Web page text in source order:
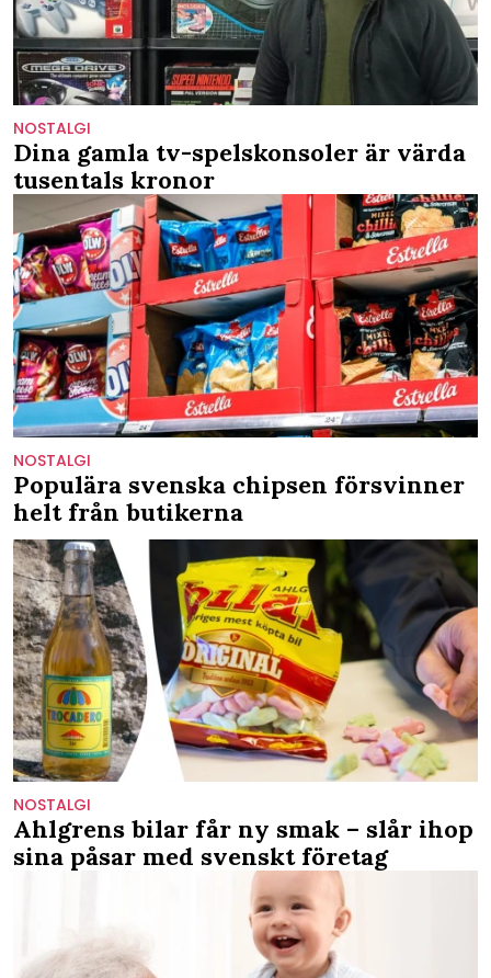
NOSTALGI
Dina gamla tv-spelskonsoler är värda
tusentals kronor
NOSTALGI
Populära svenska chipsen försvinner
helt från butikerna
NOSTALGI
Ahlgrens bilar får ny smak – slår ihop
sina påsar med svenskt företag